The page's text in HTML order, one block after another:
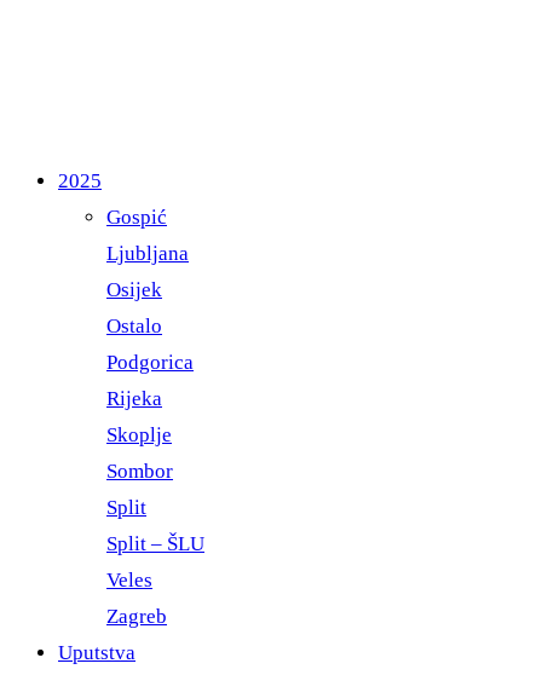
2025
Gospić
Ljubljana
Osijek
Ostalo
Podgorica
Rijeka
Skoplje
Sombor
Split
Split – ŠLU
Veles
Zagreb
Uputstva